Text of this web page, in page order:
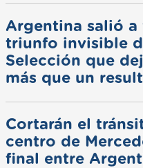
Argentina salió a
triunfo invisible
Selección que
más que un
Cortarán el
centro de
final entre